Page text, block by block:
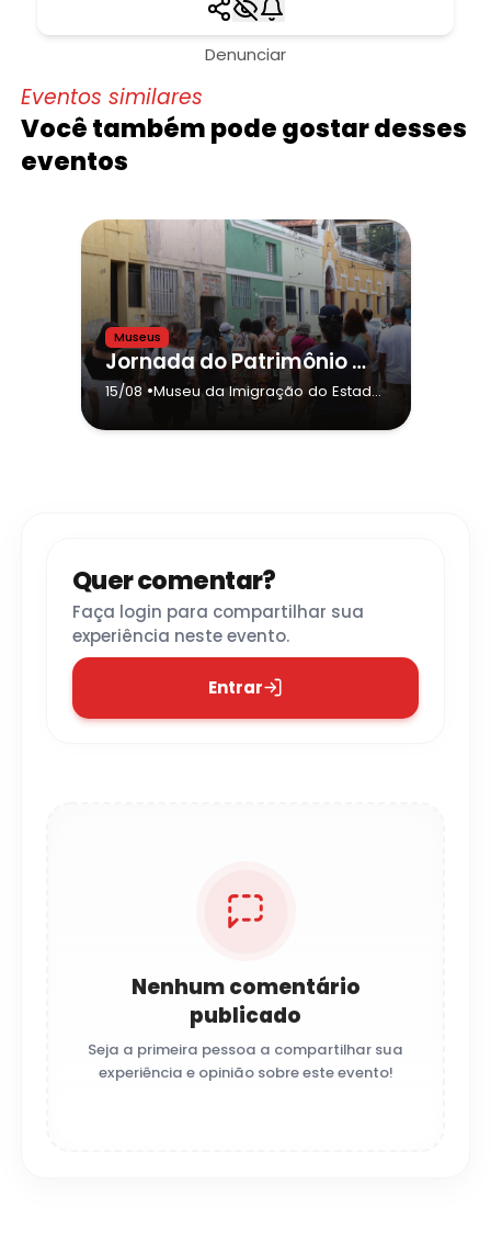
Denunciar
Eventos similares
Você também pode gostar desses
eventos
Museus
Jornada do Patrimônio | Caminhada Histórica na Mooca
15/08 •Museu da Imigração do Estado
de São Paulo
Quer comentar?
Faça login para compartilhar sua
experiência neste evento.
Entrar
Nenhum comentário
publicado
Seja a primeira pessoa a compartilhar sua
experiência e opinião sobre este evento!